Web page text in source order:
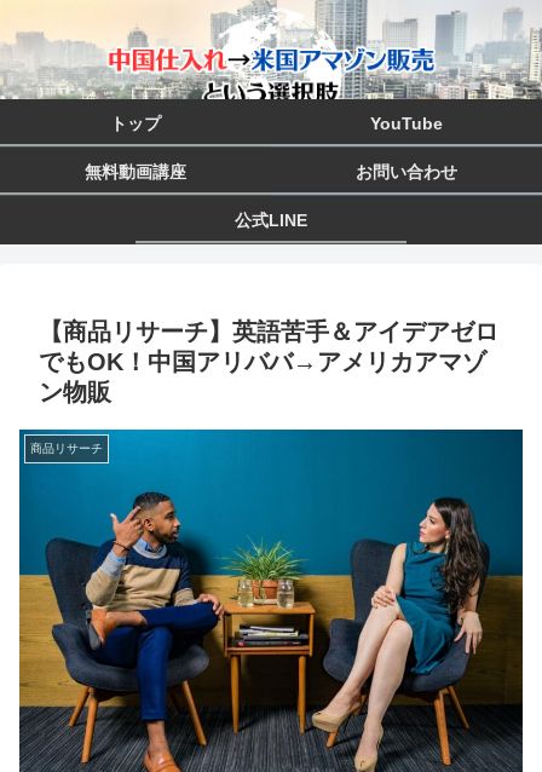
トップ YouTube
無料動画講座 お問い合わせ
公式LINE
【商品リサーチ】英語苦手＆アイデアゼロ
でもOK！中国アリババ→アメリカアマゾ
ン物販
商品リサーチ